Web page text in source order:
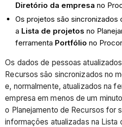
Diretório da empresa no
Os projetos são sincronizados
a Lista de projetos no
ferramenta Portfólio no
Os dados de pessoas
Recursos são sincronizados no
e, normalmente, atualizados na
empresa em menos de um
o Planejamento de Recursos for
informações atualizadas na Lista